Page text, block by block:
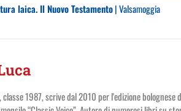
laica. Il Nuovo Testamento| Valsamoggia
1987, scrive dal 2010 per l'edizione bolognese